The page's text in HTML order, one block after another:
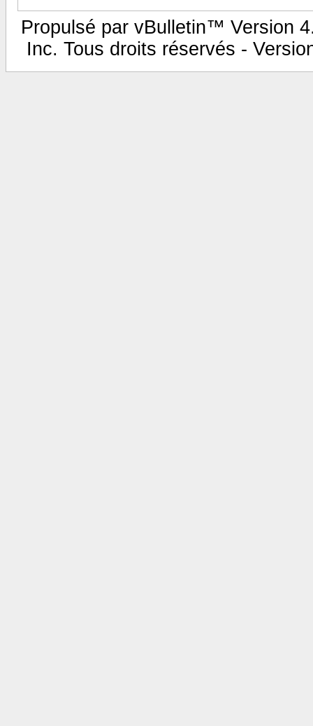
Propulsé par vBulletin™ Version
Inc. Tous droits réservés -